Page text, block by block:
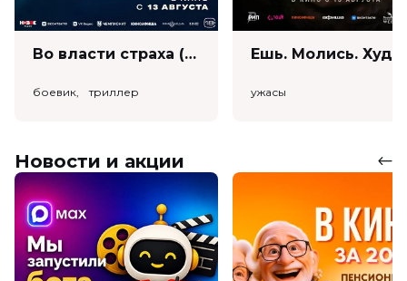
Во власти страха (18+)
боевик, триллер ужасы
Новости и акции